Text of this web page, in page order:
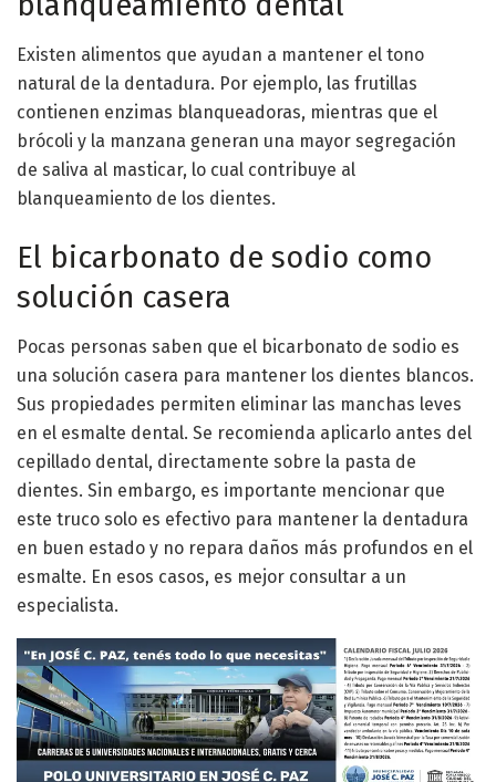
Existen alimentos que ayudan a mantener el tono
natural de la dentadura. Por ejemplo, las frutillas
contienen enzimas blanqueadoras, mientras que el
brócoli y la manzana generan una mayor segregación
de saliva al masticar, lo cual contribuye al
blanqueamiento de los dientes.
El bicarbonato de sodio como
solución casera
Pocas personas saben que el bicarbonato de sodio es
una solución casera para mantener los dientes blancos.
Sus propiedades permiten eliminar las manchas leves
en el esmalte dental. Se recomienda aplicarlo antes del
cepillado dental, directamente sobre la pasta de
dientes. Sin embargo, es importante mencionar que
este truco solo es efectivo para mantener la dentadura
en buen estado y no repara daños más profundos en el
esmalte. En esos casos, es mejor consultar a un
especialista.